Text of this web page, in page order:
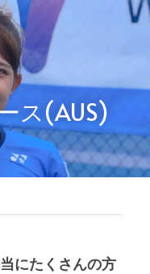
ス(AUS)
にたくさんの方